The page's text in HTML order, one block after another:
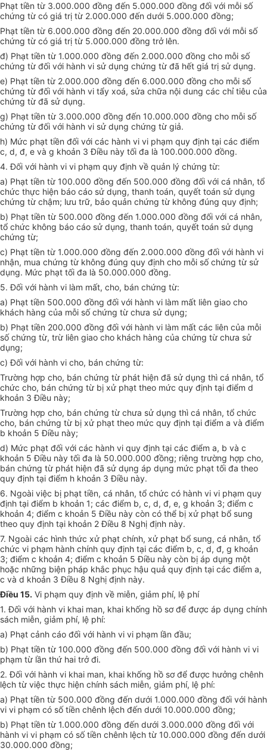
Phạt tiền từ 3.000.000 đồng đến 5.000.000 đồng đối với mỗi số
chứng từ có giá trị từ 2.000.000 đến dưới 5.000.000 đồng;
Phạt tiền từ 6.000.000 đồng đến 20.000.000 đồng đối với mỗi số
chứng từ có giá trị từ 5.000.000 đồng trở lên.
đ) Phạt tiền từ 1.000.000 đồng đến 2.000.000 đồng cho mỗi số
chứng từ đối với hành vi sử dụng chứng từ đã hết giá trị sử dụng.
e) Phạt tiền từ 2.000.000 đồng đến 6.000.000 đồng cho mỗi số
chứng từ đối với hành vi tẩy xoá, sửa chữa nội dung các chỉ tiêu của
chứng từ đã sử dụng.
g) Phạt tiền từ 3.000.000 đồng đến 10.000.000 đồng cho mỗi số
chứng từ đối với hành vi sử dụng chứng từ giả.
h) Mức phạt tiền đối với các hành vi vi phạm quy định tại các điểm
c, d, đ, e và g khoản 3 Điều này tối đa là 100.000.000 đồng.
4. Đối với hành vi vi phạm quy định về quản lý chứng từ:
a) Phạt tiền từ 100.000 đồng đến 500.000 đồng đối với cá nhân, tổ
chức thực hiện báo cáo sử dụng, thanh toán, quyết toán sử dụng
chứng từ chậm; lưu trữ, bảo quản chứng từ không đúng quy định;
b) Phạt tiền từ 500.000 đồng đến 1.000.000 đồng đối với cá nhân,
tổ chức không báo cáo sử dụng, thanh toán, quyết toán sử dụng
chứng từ;
c) Phạt tiền từ 1.000.000 đồng đến 2.000.000 đồng đối với hành vi
nhận, mua chứng từ không đúng quy định cho mỗi số chứng từ sử
dụng. Mức phạt tối đa là 50.000.000 đồng.
5. Đối với hành vi làm mất, cho, bán chứng từ:
a) Phạt tiền 500.000 đồng đối với hành vi làm mất liên giao cho
khách hàng của mỗi số chứng từ chưa sử dụng;
b) Phạt tiền 200.000 đồng đối với hành vi làm mất các liên của mỗi
số chứng từ, trừ liên giao cho khách hàng của chứng từ chưa sử
dụng;
c) Đối với hành vi cho, bán chứng từ:
Trường hợp cho, bán chứng từ phát hiện đã sử dụng thì cá nhân, tổ
chức cho, bán chứng từ bị xử phạt theo mức quy định tại điểm d
khoản 3 Điều này;
Trường hợp cho, bán chứng từ chưa sử dụng thì cá nhân, tổ chức
cho, bán chứng từ bị xử phạt theo mức quy định tại điểm a và điểm
b khoản 5 Điều này;
d) Mức phạt đối với các hành vi quy định tại các điểm a, b và c
khoản 5 Điều này tối đa là 50.000.000 đồng; riêng trường hợp cho,
bán chứng từ phát hiện đã sử dụng áp dụng mức phạt tối đa theo
quy định tại điểm h khoản 3 Điều này.
6. Ngoài việc bị phạt tiền, cá nhân, tổ chức có hành vi vi phạm quy
định tại điểm b khoản 1; các điểm b, c, d, đ, e, g khoản 3; điểm c
khoản 4; điểm c khoản 5 Điều này còn có thể bị xử phạt bổ sung
theo quy định tại khoản 2 Điều 8 Nghị định này.
7. Ngoài các hình thức xử phạt chính, xử phạt bổ sung, cá nhân, tổ
chức vi phạm hành chính quy định tại các điểm b, c, d, đ, g khoản
3; điểm c khoản 4; điểm c khoản 5 Điều này còn bị áp dụng một
hoặc những biện pháp khắc phục hậu quả quy định tại các điểm a,
c và d khoản 3 Điều 8 Nghị định này.
Điều 15. Vi phạm quy định về miễn, giảm phí, lệ phí
1. Đối với hành vi khai man, khai khống hồ sơ để được áp dụng chính
sách miễn, giảm phí, lệ phí:
a) Phạt cảnh cáo đối với hành vi vi phạm lần đầu;
b) Phạt tiền từ 100.000 đồng đến 500.000 đồng đối với hành vi vi
phạm từ lần thứ hai trở đi.
2. Đối với hành vi khai man, khai khống hồ sơ để được hưởng chênh
lệch từ việc thực hiện chính sách miễn, giảm phí, lệ phí:
a) Phạt tiền từ 500.000 đồng đến dưới 1.000.000 đồng đối với hành
vi vi phạm có số tiền chênh lệch đến dưới 10.000.000 đồng;
b) Phạt tiền từ 1.000.000 đồng đến dưới 3.000.000 đồng đối với
hành vi vi phạm có số tiền chênh lệch từ 10.000.000 đồng đến dưới
30.000.000 đồng;